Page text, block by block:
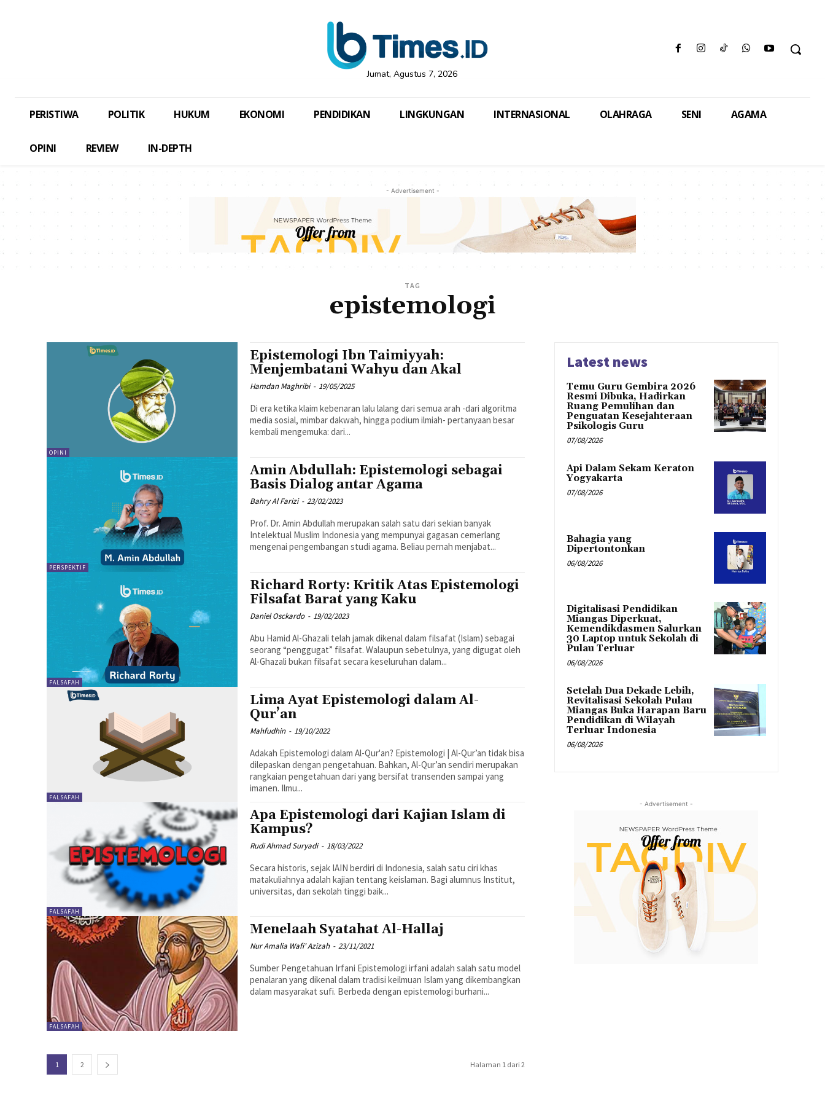
Jumat, Agustus 7, 2026
PERISTIWA POLITIK HUKUM EKONOMI PENDIDIKAN LINGKUNGAN INTERNASIONAL OLAHRAGA SENI AGAMA
OPINI REVIEW IN-DEPTH
- Advertisement -
TAG
epistemologi
OPINI
Epistemologi Ibn Taimiyyah:
Menjembatani Wahyu dan Akal
Hamdan Maghribi - 19/05/2025
Di era ketika klaim kebenaran lalu lalang dari semua arah -dari algoritma
media sosial, mimbar dakwah, hingga podium ilmiah- pertanyaan besar
kembali mengemuka: dari...
PERSPEKTIF
Amin Abdullah: Epistemologi sebagai
Basis Dialog antar Agama
Bahry Al Farizi - 23/02/2023
Prof. Dr. Amin Abdullah merupakan salah satu dari sekian banyak
Intelektual Muslim Indonesia yang mempunyai gagasan cemerlang
mengenai pengembangan studi agama. Beliau pernah menjabat...
FALSAFAH
Richard Rorty: Kritik Atas Epistemologi
Filsafat Barat yang Kaku
Daniel Osckardo - 19/02/2023
Abu Hamid Al-Ghazali telah jamak dikenal dalam filsafat (Islam) sebagai
seorang “penggugat” filsafat. Walaupun sebetulnya, yang digugat oleh
Al-Ghazali bukan filsafat secara keseluruhan dalam...
FALSAFAH
Lima Ayat Epistemologi dalam Al-
Qur’an
Mahfudhin - 19/10/2022
Adakah Epistemologi dalam Al-Qur'an? Epistemologi | Al-Qur’an tidak bisa
dilepaskan dengan pengetahuan. Bahkan, Al-Qur’an sendiri merupakan
rangkaian pengetahuan dari yang bersifat transenden sampai yang
imanen. Ilmu...
FALSAFAH
Apa Epistemologi dari Kajian Islam di
Kampus?
Rudi Ahmad Suryadi - 18/03/2022
Secara historis, sejak IAIN berdiri di Indonesia, salah satu ciri khas
matakuliahnya adalah kajian tentang keislaman. Bagi alumnus Institut,
universitas, dan sekolah tinggi baik...
FALSAFAH
Menelaah Syatahat Al-Hallaj
Nur Amalia Wafi' Azizah - 23/11/2021
Sumber Pengetahuan Irfani Epistemologi irfani adalah salah satu model
penalaran yang dikenal dalam tradisi keilmuan Islam yang dikembangkan
dalam masyarakat sufi. Berbeda dengan epistemologi burhani...
1 2 Halaman 1 dari 2
Latest news
Temu Guru Gembira 2026
Resmi Dibuka, Hadirkan
Ruang Pemulihan dan
Penguatan Kesejahteraan
Psikologis Guru
07/08/2026
Api Dalam Sekam Keraton
Yogyakarta
07/08/2026
Bahagia yang
Dipertontonkan
06/08/2026
Digitalisasi Pendidikan
Miangas Diperkuat,
Kemendikdasmen Salurkan
30 Laptop untuk Sekolah di
Pulau Terluar
06/08/2026
Setelah Dua Dekade Lebih,
Revitalisasi Sekolah Pulau
Miangas Buka Harapan Baru
Pendidikan di Wilayah
Terluar Indonesia
06/08/2026
- Advertisement -